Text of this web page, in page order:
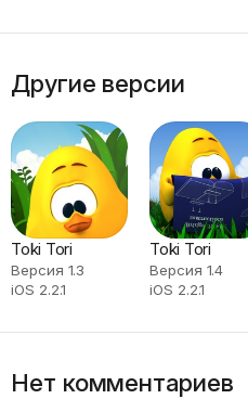
Другие версии
Toki Tori
Версия 1.3
iOS 2.2.1
Toki Tori
Версия 1.4
iOS 2.2.1
Нет комментариев